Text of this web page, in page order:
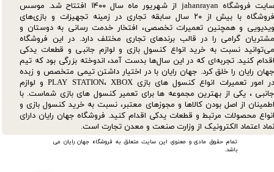
تمام حقوق مادی و معنوی این سایت متعلق به فروشگاه جهان رایان می
باشد.
سایت فروشگاه jahanrayan از شهریور ماه سال ۱۴۰۰ افتتاح شد. موسس
فروشگاه با بیش از ۲۰ سال سابقه تجاری در زمینه تجهیزات و بازی‌های
ویدیویی و همچنین تعمیرات تخصصی، افتخار خدمت رسانی به دوستان و
مشتریان گرامی را در قالب برندهای تجاری مختلف دارد. در این فروشگاه
می‌توانید نسبت به خرید انواع کنسول بازی و لوازم جانبی و قطعات یدکی‌
اقدام کنید. تجربه‌ای که در این سال‌ها بدست آمد، اندوخته بزرگی بود که تیم
جهان رایان را خلق کرد. جهان رایان با در اختیار داشتن تیمی متخصص و زبده
در امور تعمیرات انواع کنسول های بازی PLAY STATION، XBOX و لوازم
جانبی ، یکی از بهترین مجموعه ها برای تعمیر کنسول های بازی شماست. با
اطمینان از اصل بودن کالاها و مجوزهای معتبر، نسبت به خرید کنسول بازی و
انواع محصولات مرتبط و قطعات یدکی اقدام کنید. فروشگاه جهان رایان دارای
نماد اعتماد الکترونیک از وزارت صنعت و معدن تجارت است.